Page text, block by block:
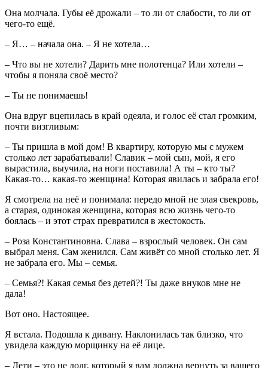
Она молчала. Губы её дрожали – то ли от слабости, то ли от
чего-то ещё.
– Я… – начала она. – Я не хотела…
– Что вы не хотели? Дарить мне полотенца? Или хотели –
чтобы я поняла своё место?
– Ты не понимаешь!
Она вдруг вцепилась в край одеяла, и голос её стал громким,
почти визгливым:
– Ты пришла в мой дом! В квартиру, которую мы с мужем
столько лет зарабатывали! Славик – мой сын, мой, я его
вырастила, выучила, на ноги поставила! А ты – кто ты?
Какая-то… какая-то женщина! Которая явилась и забрала его!
Я смотрела на неё и понимала: передо мной не злая свекровь,
а старая, одинокая женщина, которая всю жизнь чего-то
боялась – и этот страх превратился в жестокость.
– Роза Константиновна. Слава – взрослый человек. Он сам
выбрал меня. Сам женился. Сам живёт со мной столько лет. Я
не забрала его. Мы – семья.
– Семья?! Какая семья без детей?! Ты даже внуков мне не
дала!
Вот оно. Настоящее.
Я встала. Подошла к дивану. Наклонилась так близко, что
увидела каждую морщинку на её лице.
– Дети – это не долг, который я вам должна вернуть за вашего